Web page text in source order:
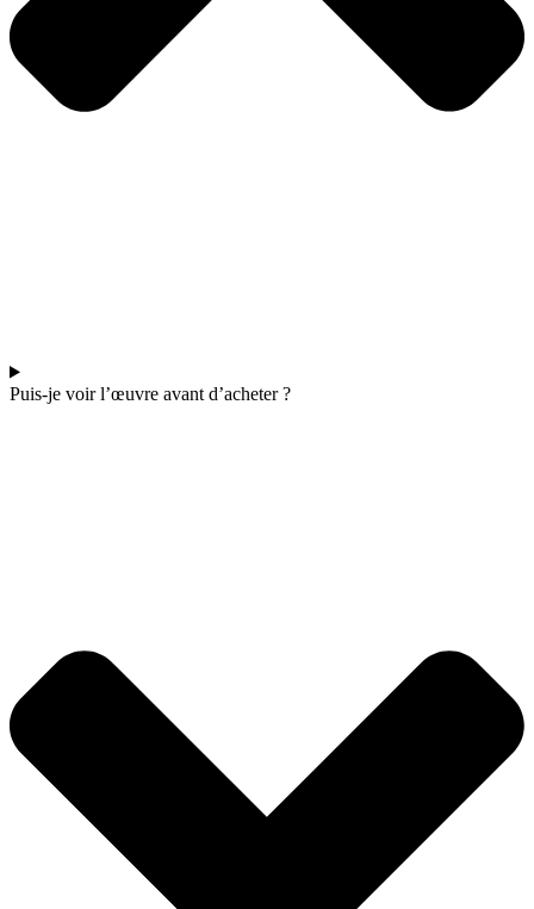
Puis-je voir l’œuvre avant d’acheter ?